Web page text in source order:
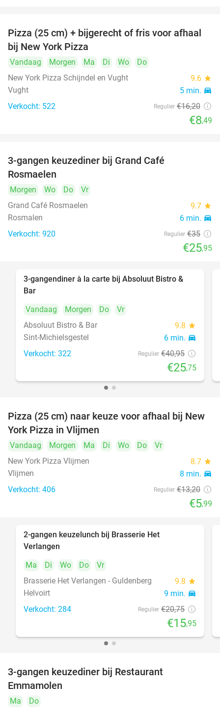
48%
Pizza (25 cm) + bijgerecht of fris voor afhaal
bij New York Pizza
Vandaag Morgen Ma Di Wo
Do
New York Pizza Schijndel en Vught
9.6 star
Vught 5 min. directions_car
Verkocht: 522 Regulier €16,20
€8,49
3-gangen keuzediner bij Grand Café
Rosmaelen
Morgen Wo Do
Vr
Grand Café Rosmaelen
9.7 star
Rosmalen 6 min. directions_car
Verkocht: 920 Regulier €35
€25,95
37%
3-gangendiner à la carte bij Absoluut Bistro &
Bar
Vandaag
Morgen Do
Vr
Absoluut Bistro & Bar
9.8 star
Sint-Michielsgestel 6 min. directions_car
Verkocht: 322 Regulier €40,95
€25,75
55%
Pizza (25 cm) naar keuze voor afhaal bij New
York Pizza in Vlijmen
Vandaag Morgen Ma Di Wo Do
Vr
New York Pizza Vlijmen
8.7 star
Vlijmen 8 min. directions_car
Verkocht: 406 Regulier €13,20
€5,99
2-gangen keuzelunch bij Brasserie Het
Verlangen
Ma
Di Wo Do
Vr
Brasserie Het Verlangen - Guldenberg
9.8 star
Helvoirt 9 min. directions_car
Verkocht: 284 Regulier €20,75
€15,95
3-gangen keuzediner bij Restaurant
Emmamolen
Ma Do